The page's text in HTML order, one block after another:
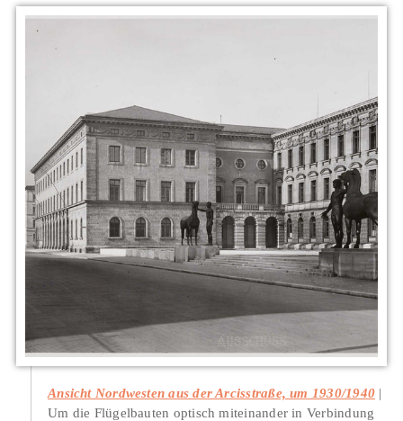
Ansicht Nordwesten aus der Arcisstraße, um 1930/1940
Um die Flügelbauten optisch miteinander in Verbindung